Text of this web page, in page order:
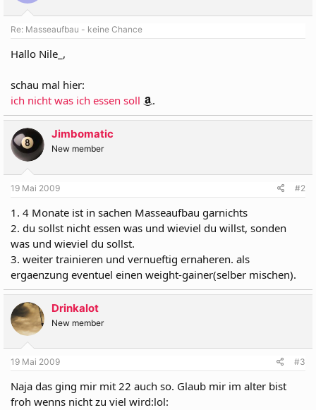
Re: Masseaufbau - keine Chance
Hallo Nile_,
schau mal hier:
ich nicht was ich essen soll
.
Jimbomatic
New member
19 Mai 2009 #2
1. 4 Monate ist in sachen Masseaufbau garnichts
2. du sollst nicht essen was und wieviel du willst, sonden
was und wieviel du sollst.
3. weiter trainieren und vernueftig ernaheren. als
ergaenzung eventuel einen weight-gainer(selber mischen).
Drinkalot
New member
19 Mai 2009 #3
Naja das ging mir mit 22 auch so. Glaub mir im alter bist
froh wenns nicht zu viel wird:lol: